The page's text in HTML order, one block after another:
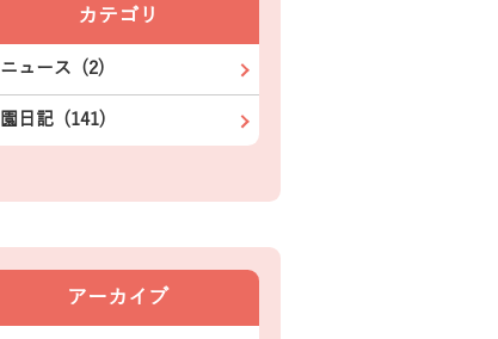
カテゴリ
ニュース (2)
園日記 (141)
アーカイブ